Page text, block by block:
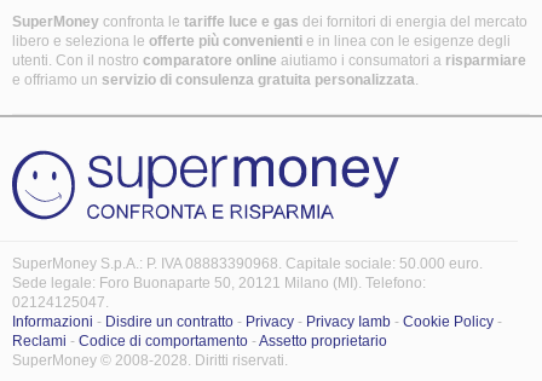
SuperMoney confronta le tariffe luce e gas dei fornitori di energia del mercato
libero e seleziona le offerte più convenienti e in linea con le esigenze degli
utenti. Con il nostro comparatore online aiutiamo i consumatori a risparmiare
e offriamo un servizio di consulenza gratuita personalizzata.
SuperMoney S.p.A.: P. IVA 08883390968. Capitale sociale: 50.000 euro.
Sede legale: Foro Buonaparte 50, 20121 Milano (MI). Telefono:
02124125047.
Informazioni - Disdire un contratto - Privacy - Privacy Iamb - Cookie Policy -
Reclami - Codice di comportamento -Assetto proprietario
SuperMoney © 2008-2028. Diritti riservati.